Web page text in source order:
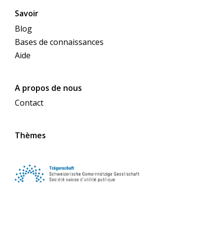
Savoir
Blog
Bases de connaissances
Aide
A propos de nous
Contact
Thèmes